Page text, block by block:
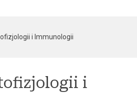
i Immunologii
i